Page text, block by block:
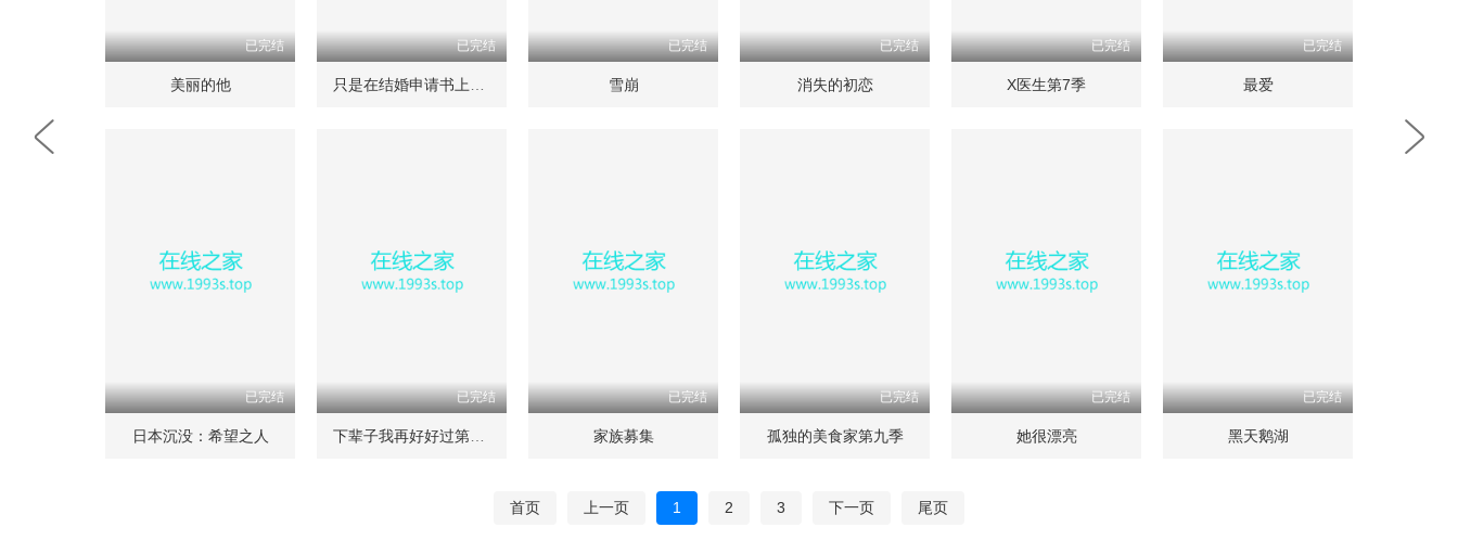
已完结
美丽的他
已完结 已完结
雪崩
已完结
消失的初恋
已完结
X医生第7季
已完结
最爱
已完结
日本沉没：希望之人
已完结 已完结
家族募集
已完结
孤独的美食家第九季
已完结
她很漂亮
已完结
黑天鹅湖
首页 上一页 1 2 3 下一页 尾页